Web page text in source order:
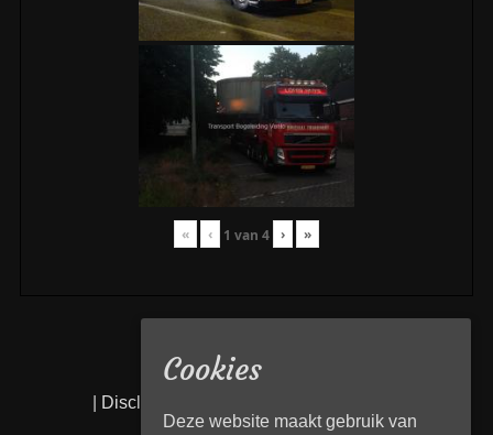
« ‹ 1 van 4 › »
Disclaimer
Cookies
Deze website maakt gebruik van